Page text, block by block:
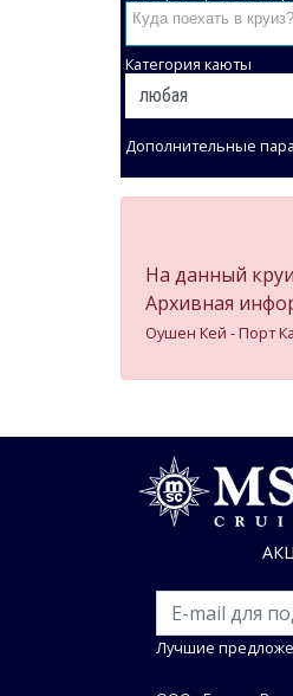
Категория каюты
Дополнительные
На данный
Архивная
Оушен Кей - Порт
Лучшие